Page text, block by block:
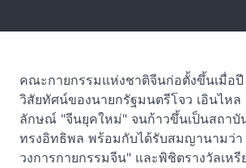
คณะกายกรรมแห่งชาติจีนก่อตั้งขึ้นเมื่อปี
วิสัยทัศน์ของนายกรัฐมนตรีโจว เอินไห
ลักษณ์ "จีนยุคใหม่" จนก้าวขึ้นเป็นสถาบั
ทรงอิทธิพล พร้อมกับได้รับสมญานามว่
วงการกายกรรมจีน" และพิชิตรางวัลเห